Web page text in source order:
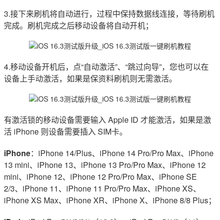
3.接下来刷机将自动进行，过程中保持数据线连接，等待刷机
完成。刷机完成之后移动设备将自动开机；
4.移动设备开机后，点“自动激活”、“跳过向导”，您也可以在
设备上手动激活，如果是保资料刷机则无需激活。
有激活锁的移动设备需要输入 Apple ID 才能激活，如果是激
活 iPhone 则设备需要插入 SIM卡。
iPhone：iPhone 14/Plus、iPhone 14 Pro/Pro Max、iPhone
13 mini、iPhone 13、iPhone 13 Pro/Pro Max、iPhone 12
mini、iPhone 12、iPhone 12 Pro/Pro Max、iPhone SE
2/3、iPhone 11、iPhone 11 Pro/Pro Max、iPhone XS、
iPhone XS Max、iPhone XR、iPhone X、iPhone 8/8 Plus；